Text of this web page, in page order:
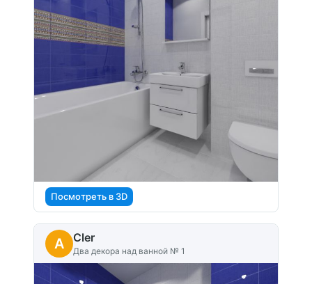
Посмотреть в 3D
A Cler
Два декора над ванной № 1